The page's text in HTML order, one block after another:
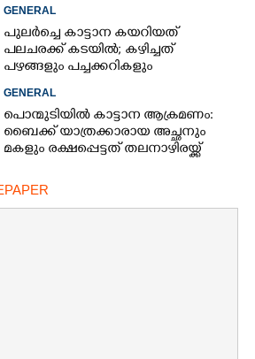
GENERAL
പുലർച്ചെ കാട്ടാന കയറിയത്
പലചരക്ക് കടയിൽ; കഴിച്ചത്
പഴങ്ങളും പച്ചക്കറികളും
GENERAL
പൊന്മുടിയിൽ കാട്ടാന ആക്രമണം:
ബൈക്ക് യാത്രക്കാരായ അച്ഛനും
മകളും രക്ഷപ്പെട്ടത് തലനാഴിരയ്ക്ക്